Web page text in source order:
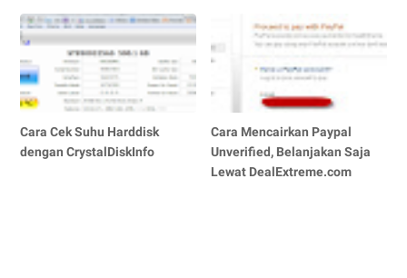
Cara Cek Suhu Harddisk
dengan CrystalDiskInfo
Cara Mencairkan Paypal
Unverified, Belanjakan Saja
Lewat DealExtreme.com